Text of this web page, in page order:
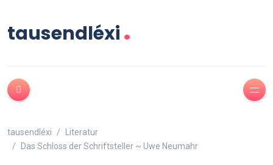
tausendléxi.
tausendléxi
Literatur
Das Schloss der Schriftsteller ~ Uwe Neumahr